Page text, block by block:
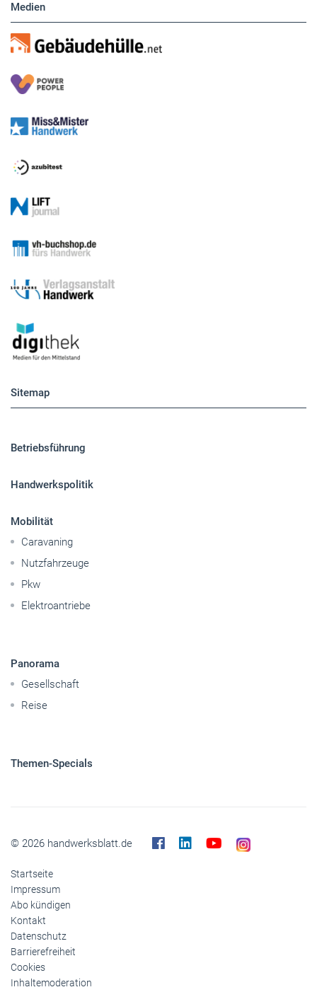
Medien
Sitemap
Betriebsführung
Handwerkspolitik
Mobilität
Caravaning
Nutzfahrzeuge
Pkw
Elektroantriebe
Panorama
Gesellschaft
Reise
Themen-Specials
© 2026 handwerksblatt.de
Startseite
Impressum
Abo kündigen
Kontakt
Datenschutz
Barrierefreiheit
Cookies
Inhaltemoderation